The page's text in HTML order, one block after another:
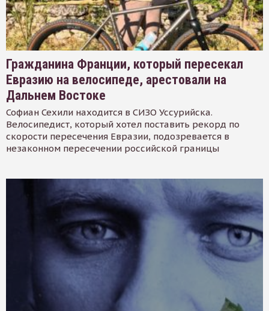
Гражданина Франции, который пересекал
Евразию на велосипеде, арестовали на
Дальнем Востоке
Софиан Сехили находится в СИЗО Уссурийска.
Велосипедист, который хотел поставить рекорд по
скорости пересечения Евразии, подозревается в
незаконном пересечении российской границы